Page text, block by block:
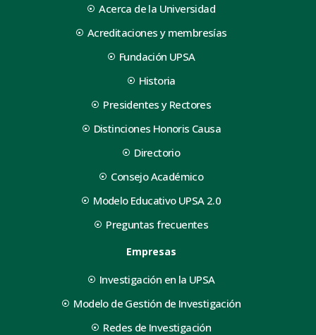
Acerca de la Universidad
Acreditaciones y membresías
Fundación UPSA
Historia
Presidentes y Rectores
Distinciones Honoris Causa
Directorio
Consejo Académico
Modelo Educativo UPSA 2.0
Preguntas frecuentes
Empresas
Investigación en la UPSA
Modelo de Gestión de Investigación
Redes de Investigación